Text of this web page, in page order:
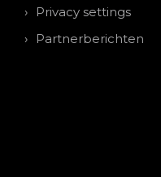
Privacy settings
Partnerberichten